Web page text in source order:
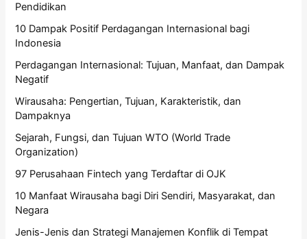
Pendidikan
10 Dampak Positif Perdagangan Internasional bagi
Indonesia
Perdagangan Internasional: Tujuan, Manfaat, dan Dampak
Negatif
Wirausaha: Pengertian, Tujuan, Karakteristik, dan
Dampaknya
Sejarah, Fungsi, dan Tujuan WTO (World Trade
Organization)
97 Perusahaan Fintech yang Terdaftar di OJK
10 Manfaat Wirausaha bagi Diri Sendiri, Masyarakat, dan
Negara
Jenis-Jenis dan Strategi Manajemen Konflik di Tempat